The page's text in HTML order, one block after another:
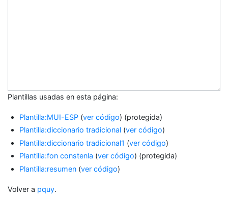
Plantillas usadas en esta página:
Plantilla:MUI-ESP (ver código) (protegida)
Plantilla:diccionario tradicional (ver código)
Plantilla:diccionario tradicional1 (ver código)
Plantilla:fon constenla (ver código) (protegida)
Plantilla:resumen (ver código)
Volver a pquy.